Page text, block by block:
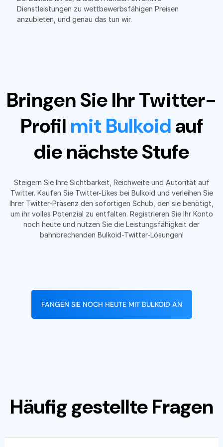
Dienstleistungen zu wettbewerbsfähigen Preisen
anzubieten, und genau das tun wir.
Bringen Sie Ihr Twitter-
Profil mit Bulkoidauf
die nächste Stufe
Steigern Sie Ihre Sichtbarkeit, Reichweite und Autorität auf
Twitter. Kaufen Sie Twitter-Likes bei Bulkoid und verleihen Sie
Ihrer Twitter-Präsenz den sofortigen Schub, den sie benötigt,
um ihr volles Potenzial zu entfalten. Registrieren Sie Ihr Konto
noch heute und nutzen Sie die Leistungsfähigkeit der
bahnbrechenden Bulkoid-Twitter-Lösungen!
FANGEN SIE NOCH HEUTE MIT BULKOID AN
Häufig gestellte Fragen